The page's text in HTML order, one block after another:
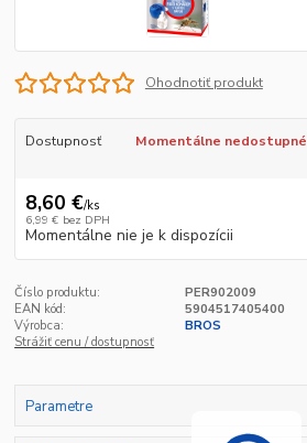
Ohodnotiť produkt
Dostupnosť Momentálne nedostupné
8,60 €/ks
6,99 € bez DPH
Momentálne nie je k dispozícii
Číslo produktu:
PER902009
EAN kód:
5904517405400
Výrobca:
BROS
Strážiť cenu / dostupnosť
Parametre